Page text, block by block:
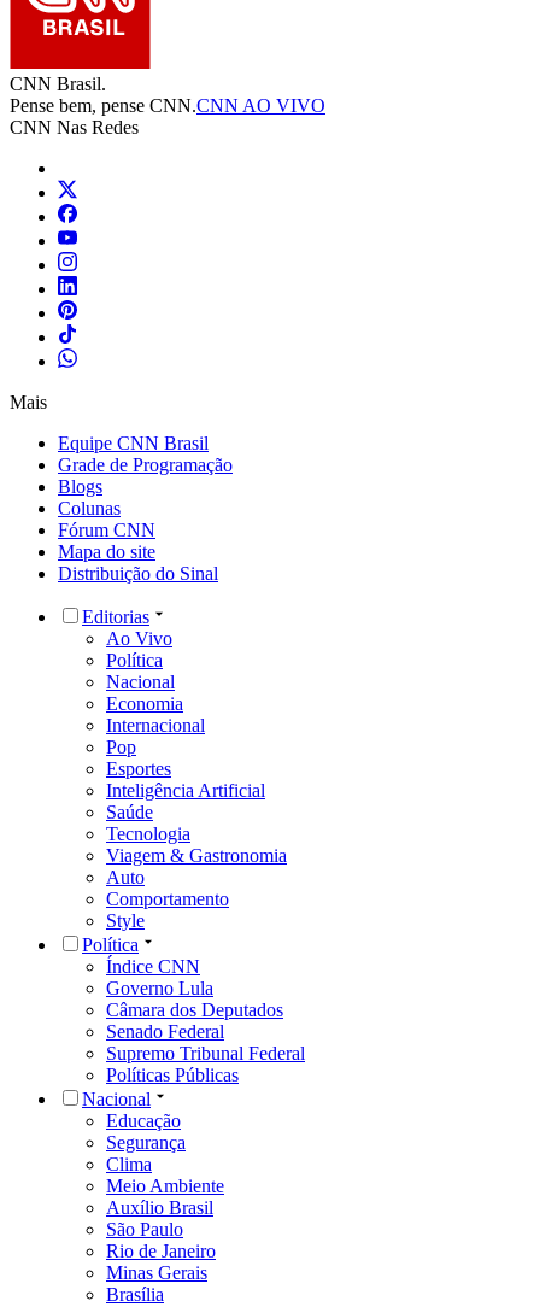
CNN Brasil.
Pense bem, pense CNN.CNN AO VIVO
CNN Nas Redes
Mais
Equipe CNN Brasil
Grade de Programação
Blogs
Colunas
Fórum CNN
Mapa do site
Distribuição do Sinal
Editorias
Ao Vivo
Política
Nacional
Economia
Internacional
Pop
Esportes
Inteligência Artificial
Saúde
Tecnologia
Viagem & Gastronomia
Auto
Comportamento
Style
Política
Índice CNN
Governo Lula
Câmara dos Deputados
Senado Federal
Supremo Tribunal Federal
Políticas Públicas
Nacional
Educação
Segurança
Clima
Meio Ambiente
Auxílio Brasil
São Paulo
Rio de Janeiro
Minas Gerais
Brasília